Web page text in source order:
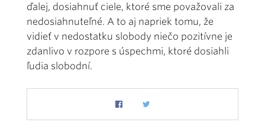
ďalej, dosiahnuť ciele, ktoré sme považovali za
nedosiahnuteľné. A to aj napriek tomu, že
vidieť v nedostatku slobody niečo pozitívne je
zdanlivo v rozpore s úspechmi, ktoré dosiahli
ľudia slobodní.